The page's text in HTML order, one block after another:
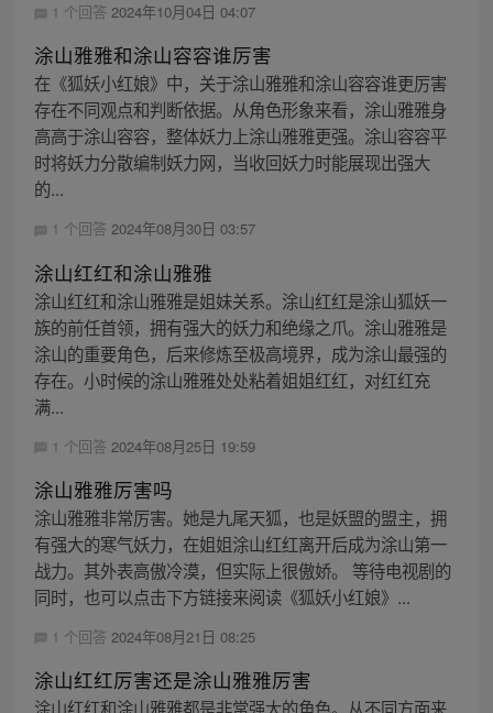
1 个回答 2024年10月04日 04:07
涂山雅雅和涂山容容谁厉害
在《狐妖小红娘》中，关于涂山雅雅和涂山容容谁更厉害
存在不同观点和判断依据。从角色形象来看，涂山雅雅身
高高于涂山容容，整体妖力上涂山雅雅更强。涂山容容平
时将妖力分散编制妖力网，当收回妖力时能展现出强大
的...
1 个回答 2024年08月30日 03:57
涂山红红和涂山雅雅
涂山红红和涂山雅雅是姐妹关系。涂山红红是涂山狐妖一
族的前任首领，拥有强大的妖力和绝缘之爪。涂山雅雅是
涂山的重要角色，后来修炼至极高境界，成为涂山最强的
存在。小时候的涂山雅雅处处粘着姐姐红红，对红红充
满...
1 个回答 2024年08月25日 19:59
涂山雅雅厉害吗
涂山雅雅非常厉害。她是九尾天狐，也是妖盟的盟主，拥
有强大的寒气妖力，在姐姐涂山红红离开后成为涂山第一
战力。其外表高傲冷漠，但实际上很傲娇。 等待电视剧的
同时，也可以点击下方链接来阅读《狐妖小红娘》...
1 个回答 2024年08月21日 08:25
涂山红红厉害还是涂山雅雅厉害
涂山红红和涂山雅雅都是非常强大的角色。从不同方面来